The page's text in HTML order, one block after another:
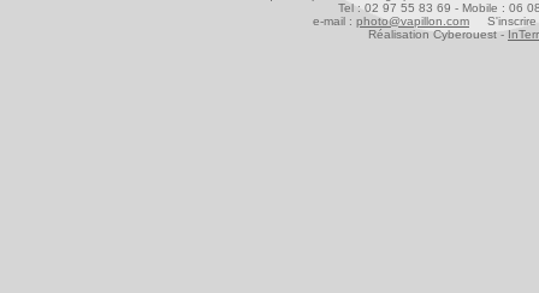
Tel : 02 97 55 83 69 - Mobile : 06
e-mail : photo@vapillon.com S'inscrire
Réalisation Cyberouest -